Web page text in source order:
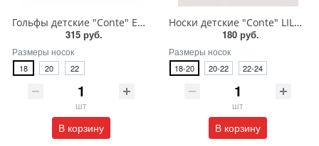
Гольфы детские "Conte" EVIE
315 руб.
Размеры носок
18 20 22
шт
В корзину
Носки детские "Conte" LILY 20С-117СП
180 руб.
Размеры носок
18-20 20-22 22-24
шт
В корзину